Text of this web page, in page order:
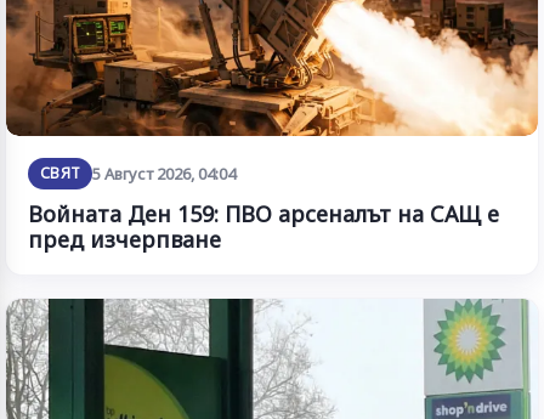
СВЯТ 5 Август 2026, 04:04
Войната Ден 159: ПВО арсеналът на САЩ е
пред изчерпване